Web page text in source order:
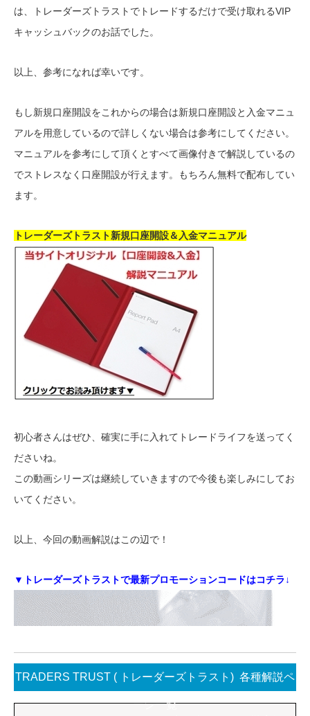
は、トレーダーズトラストでトレードするだけで受け取れるVIP
キャッシュバックのお話でした。
以上、参考になれば幸いです。
もし新規口座開設をこれからの場合は新規口座開設と入金マニュ
アルを用意しているので詳しくない場合は参考にしてください。
マニュアルを参考にして頂くとすべて画像付きで解説しているの
でストレスなく口座開設が行えます。もちろん無料で配布してい
ます。
トレーダーズトラスト新規口座開設＆入金マニュアル
初心者さんはぜひ、確実に手に入れてトレードライフを送ってく
ださいね。
この動画シリーズは継続していきますので今後も楽しみにしてお
いてください。
以上、今回の動画解説はこの辺で！
▼トレーダーズトラストで最新プロモーションコードはコチラ↓
TRADERS TRUST ( トレーダーズトラスト) 各種解説ペ
ージ一覧